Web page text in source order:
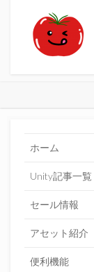
ホーム
Unity記事一覧
セール情報
アセット紹介
便利機能